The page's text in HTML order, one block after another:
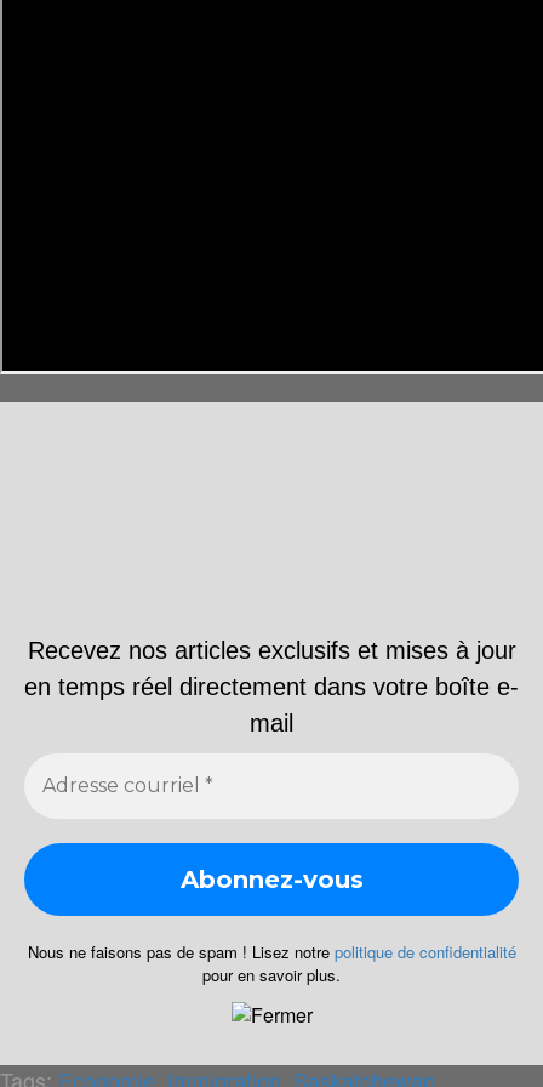
Recevez nos articles exclusifs et mises à jour
en temps réel directement dans votre boîte e-
mail
Nous ne faisons pas de spam ! Lisez notre politique de confidentialité
pour en savoir plus.
Tags: Economie, Immigration, Saskatchewan